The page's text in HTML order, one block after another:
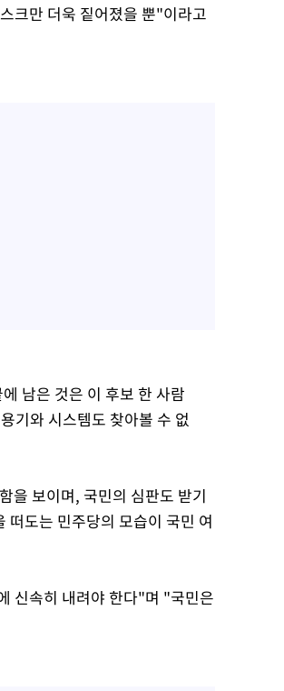
크만 더욱 짙어졌을 뿐"이라고
남은 것은 이 후보 한 사람
기와 시스템도 찾아볼 수 없
을 보이며, 국민의 심판도 받기
도는 민주당의 모습이 국민 여
신속히 내려야 한다"며 "국민은